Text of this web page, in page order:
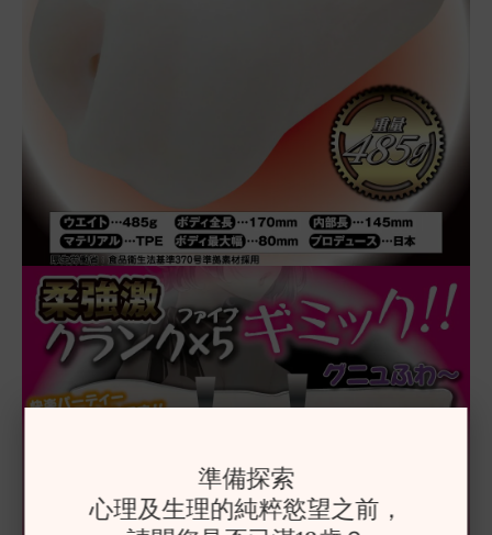
準備探索
心理及生理的純粹慾望之前，